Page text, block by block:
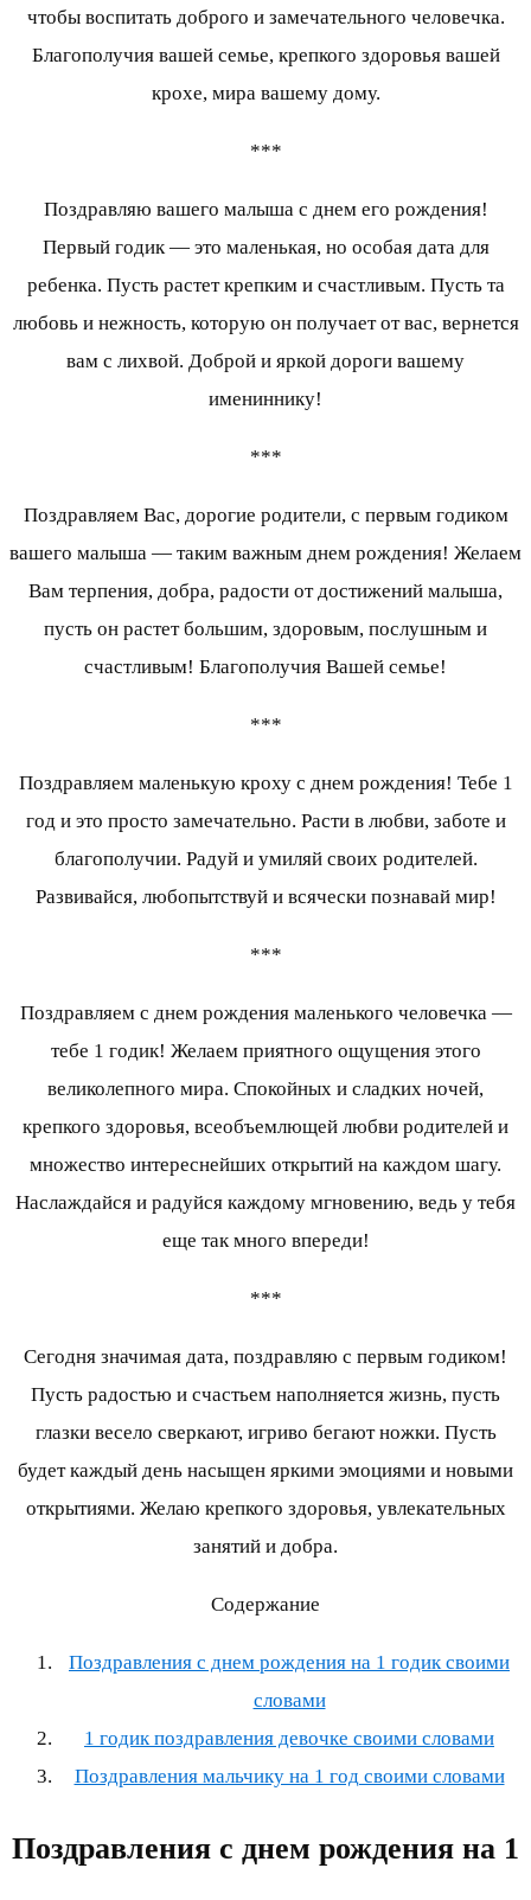
чтобы воспитать доброго и замечательного человечка.
Благополучия вашей семье, крепкого здоровья вашей
крохе, мира вашему дому.
***
Поздравляю вашего малыша с днем его рождения!
Первый годик — это маленькая, но особая дата для
ребенка. Пусть растет крепким и счастливым. Пусть та
любовь и нежность, которую он получает от вас, вернется
вам с лихвой. Доброй и яркой дороги вашему
имениннику!
***
Поздравляем Вас, дорогие родители, с первым годиком
вашего малыша — таким важным днем рождения! Желаем
Вам терпения, добра, радости от достижений малыша,
пусть он растет большим, здоровым, послушным и
счастливым! Благополучия Вашей семье!
***
Поздравляем маленькую кроху с днем рождения! Тебе 1
год и это просто замечательно. Расти в любви, заботе и
благополучии. Радуй и умиляй своих родителей.
Развивайся, любопытствуй и всячески познавай мир!
***
Поздравляем с днем рождения маленького человечка —
тебе 1 годик! Желаем приятного ощущения этого
великолепного мира. Спокойных и сладких ночей,
крепкого здоровья, всеобъемлющей любви родителей и
множество интереснейших открытий на каждом шагу.
Наслаждайся и радуйся каждому мгновению, ведь у тебя
еще так много впереди!
***
Сегодня значимая дата, поздравляю с первым годиком!
Пусть радостью и счастьем наполняется жизнь, пусть
глазки весело сверкают, игриво бегают ножки. Пусть
будет каждый день насыщен яркими эмоциями и новыми
открытиями. Желаю крепкого здоровья, увлекательных
занятий и добра.
Содержание
Поздравления с днем рождения на 1 годик своими
словами
1 годик поздравления девочке своими словами
Поздравления мальчику на 1 год своими словами
Поздравления с днем рождения на 1